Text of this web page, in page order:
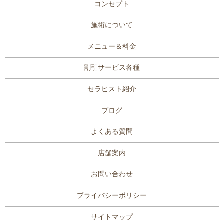
コンセプト
施術について
メニュー＆料金
割引サービス各種
セラピスト紹介
ブログ
よくある質問
店舗案内
お問い合わせ
プライバシーポリシー
サイトマップ